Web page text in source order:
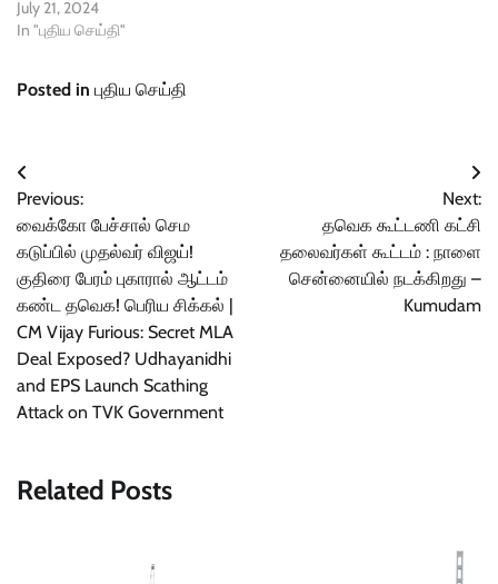
July 21, 2024
In "புதிய செய்தி"
Posted in புதிய செய்தி
Post
navigation
Previous:
வைக்கோ பேச்சால் செம
கடுப்பில் முதல்வர் விஜய்!
குதிரை பேரம் புகாரால் ஆட்டம்
கண்ட தவெக! பெரிய சிக்கல் |
CM Vijay Furious: Secret MLA
Deal Exposed? Udhayanidhi
and EPS Launch Scathing
Attack on TVK Government
Next:
தவெக கூட்டணி கட்சி
தலைவர்கள் கூட்டம் : நாளை
சென்னையில் நடக்கிறது –
Kumudam
Related Posts